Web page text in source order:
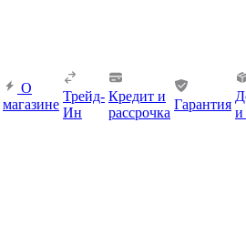
О
магазине
Трейд-
Ин
Кредит и
рассрочка
Гарантия
и